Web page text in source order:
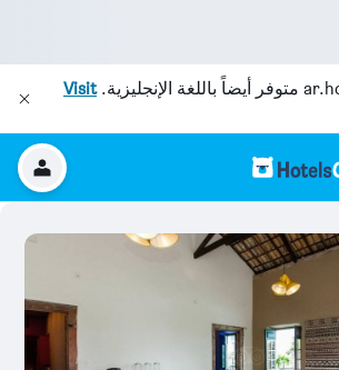
متوفر أيضاً باللغة الإنجليزية.Visit